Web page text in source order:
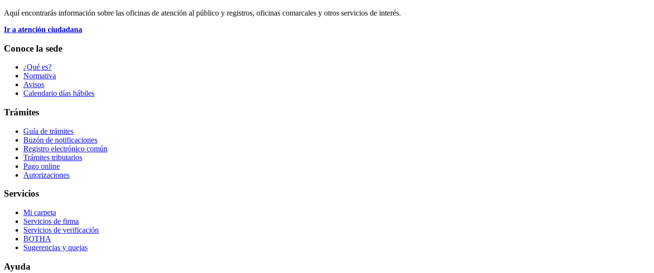
Aquí encontrarás información sobre las oficinas de atención al público y registros, oficinas comarcales y otros servicios de interés.
Ir a atención ciudadana
Conoce la sede
¿Qué es?
Normativa
Avisos
Calendario días hábiles
Trámites
Guía de trámites
Buzón de notificaciones
Registro electrónico común
Trámites tributarios
Pago online
Autorizaciones
Servicios
Mi carpeta
Servicios de firma
Servicios de verificación
BOTHA
Sugerencias y quejas
Ayuda